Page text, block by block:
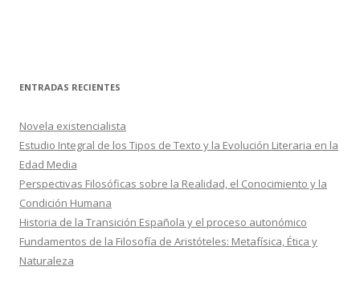
ENTRADAS RECIENTES
Novela existencialista
Estudio Integral de los Tipos de Texto y la Evolución Literaria en la
Edad Media
Perspectivas Filosóficas sobre la Realidad, el Conocimiento y la
Condición Humana
Historia de la Transición Española y el proceso autonómico
Fundamentos de la Filosofía de Aristóteles: Metafísica, Ética y
Naturaleza